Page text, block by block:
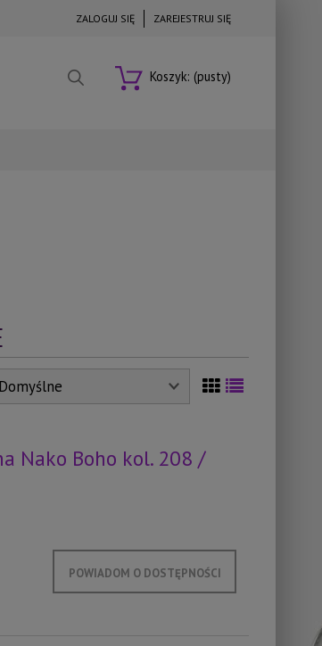
ZAREJESTRUJ SIĘ
ZALOGUJ SIĘ
Koszyk: (pusty)
Nako Boho kol. 208 /
POWIADOM O DOSTĘPNOŚCI